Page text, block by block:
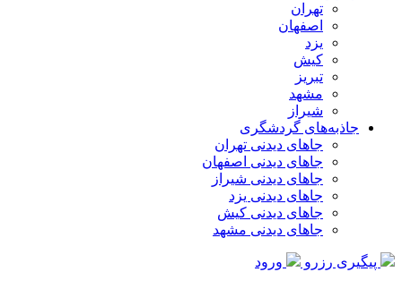
تهران
اصفهان
یزد
کیش
تبریز
مشهد
شیراز
جاذبه‌های گردشگری
جاهای دیدنی تهران
جاهای دیدنی اصفهان
جاهای دیدنی شیراز
جاهای دیدنی یزد
جاهای دیدنی کیش
جاهای دیدنی مشهد
پیگیری رزرو ورود